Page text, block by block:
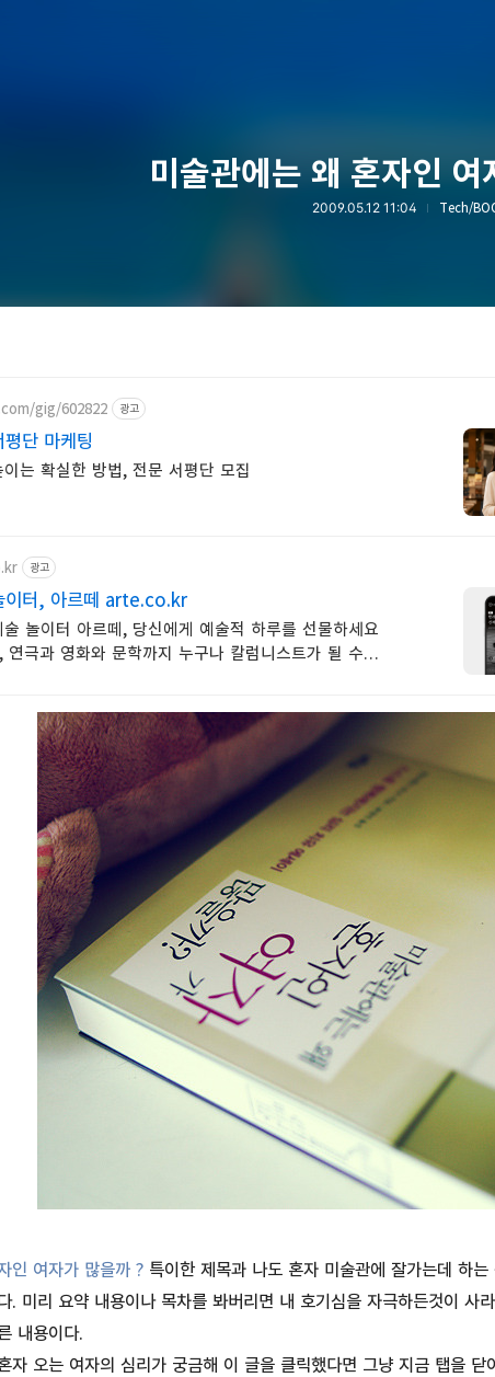
미술관에는 왜 혼자인
2009.05.12 11:04 Tech/
gig/602822 광고
단 마케팅
는 확실한 방법, 전문 서평단 모집
광고
이터, 아르떼 arte.co.kr
놀이터 아르떼, 당신에게 예술적 하루를 선물하세요
연극과 영화와 문학까지 누구나 칼럼니스트가 될 수
인 여자가 많을까 ? 특이한 제목과 나도 혼자 미술관에 잘가는데 하
. 미리 요약 내용이나 목차를 봐버리면 내 호기심을 자극하든것이
내용이다.
자 오는 여자의 심리가 궁금해 이 글을 클릭했다면 그냥 지금 탭을 닫